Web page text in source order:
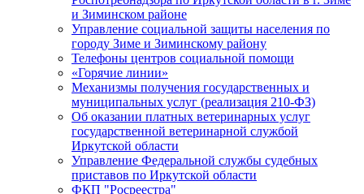
и Зиминском районе
Управление социальной защиты населения по
городу Зиме и Зиминскому району
Телефоны центров социальной помощи
«Горячие линии»
Механизмы получения государственных и
муниципальных услуг (реализация 210-ФЗ)
Об оказании платных ветеринарных услуг
государственной ветеринарной службой
Иркутской области
Управление Федеральной службы судебных
приставов по Иркутской области
ФКП "Росреестра"